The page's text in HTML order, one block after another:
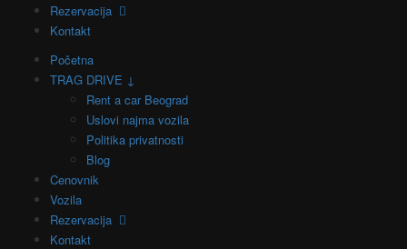
Rezervacija
Kontakt
Početna
TRAG DRIVE ↓
Rent a car Beograd
Uslovi najma vozila
Politika privatnosti
Blog
Cenovnik
Vozila
Rezervacija
Kontakt